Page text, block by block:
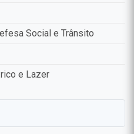
Social e Trânsito
e Lazer